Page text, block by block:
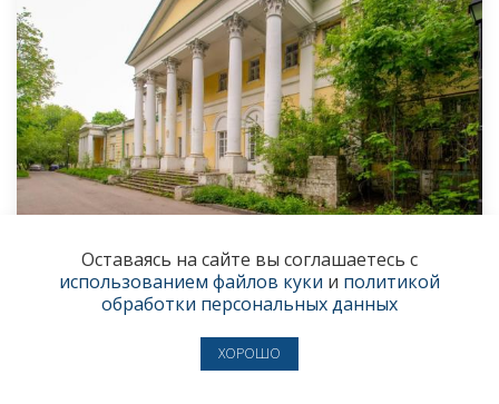
«Мы стремимся возродить облик усадьбы
Строгановых на Яузе»
культурный центр притяжения
Оставаясь на сайте вы соглашаетесь с
использованием файлов куки и политикой
обработки персональных данных
ХОРОШО